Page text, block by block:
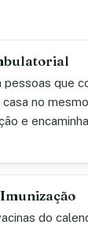
pessoas que
no
e
do